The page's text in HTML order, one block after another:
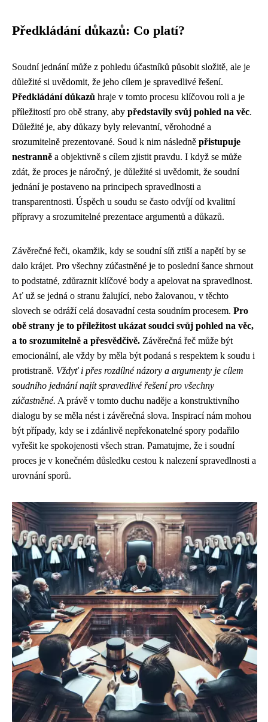
Předkládání důkazů: Co platí?
Soudní jednání může z pohledu účastníků působit složitě, ale je
důležité si uvědomit, že jeho cílem je spravedlivé řešení.
Předkládání důkazů hraje v tomto procesu klíčovou roli a je
příležitostí pro obě strany, aby představily svůj pohled na věc.
Důležité je, aby důkazy byly relevantní, věrohodné a
srozumitelně prezentované. Soud k nim následně přistupuje
nestranně a objektivně s cílem zjistit pravdu. I když se může
zdát, že proces je náročný, je důležité si uvědomit, že soudní
jednání je postaveno na principech spravedlnosti a
transparentnosti. Úspěch u soudu se často odvíjí od kvalitní
přípravy a srozumitelné prezentace argumentů a důkazů.
Závěrečné řeči, okamžik, kdy se soudní síň ztiší a napětí by se
dalo krájet. Pro všechny zúčastněné je to poslední šance shrnout
to podstatné, zdůraznit klíčové body a apelovat na spravedlnost.
Ať už se jedná o stranu žalující, nebo žalovanou, v těchto
slovech se odráží celá dosavadní cesta soudním procesem. Pro
obě strany je to příležitost ukázat soudci svůj pohled na věc,
a to srozumitelně a přesvědčivě. Závěrečná řeč může být
emocionální, ale vždy by měla být podaná s respektem k soudu i
protistraně. Vždyť i přes rozdílné názory a argumenty je cílem
soudního jednání najít spravedlivé řešení pro všechny
zúčastněné. A právě v tomto duchu naděje a konstruktivního
dialogu by se měla nést i závěrečná slova. Inspirací nám mohou
být případy, kdy se i zdánlivě nepřekonatelné spory podařilo
vyřešit ke spokojenosti všech stran. Pamatujme, že i soudní
proces je v konečném důsledku cestou k nalezení spravedlnosti a
urovnání sporů.